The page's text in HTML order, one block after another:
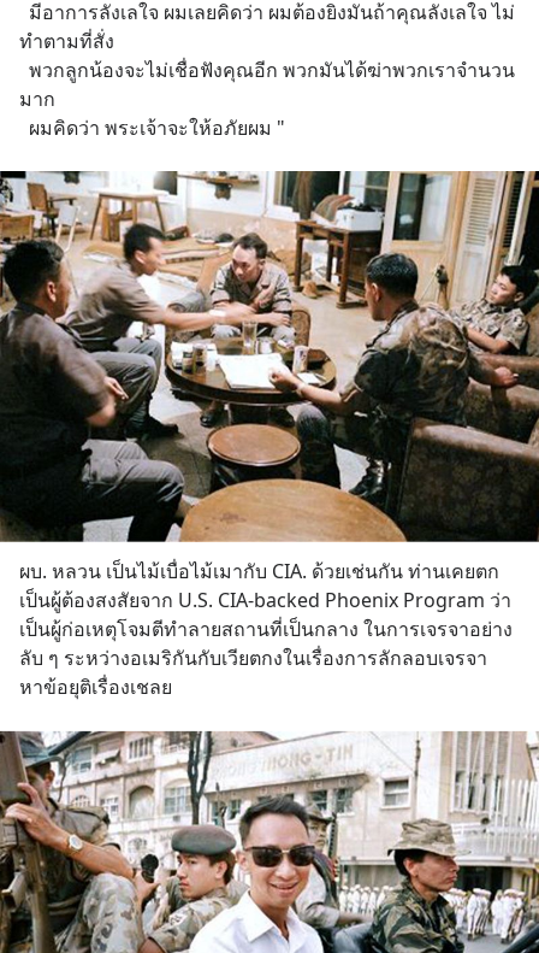
ทำตามที่สั่ง
มาก
  ผมคิดว่า พระเจ้าจะให้อภัยผม "
ผบ. หลวน เป็นไม้เบื่อไม้เมากับ CIA. ด้วยเช่นกัน ท่านเคยตก
เป็นผู้ต้องสงสัยจาก U.S. CIA-backed Phoenix Program ว่า
เป็นผู้ก่อเหตุโจมตีทำลายสถานที่เป็นกลาง ในการเจรจาอย่าง
ลับ ๆ ระหว่างอเมริกันกับเวียตกงในเรื่องการลักลอบเจรจา
หาข้อยุติเรื่องเชลย